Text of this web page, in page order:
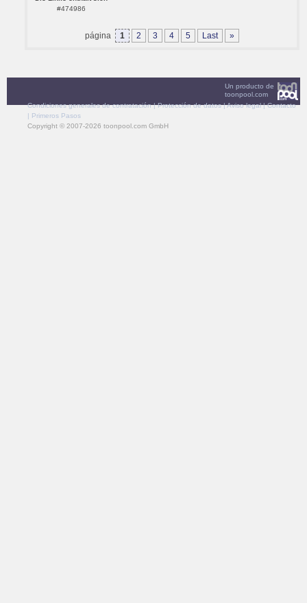
#474986
página 1 2 3 4 5 Last »
Un producto de
toonpool.com
Condiciones generales de contratación|Protección de datos|Aviso legal|Contacto
| Primeros Pasos
Copyright © 2007-2026 toonpool.com GmbH